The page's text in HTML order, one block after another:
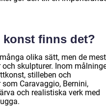
konst finns det?
olika sätt, men de mest
skulpturer. Inom
stilleben och
Caravaggio, Bernini,
och realistiska verk med